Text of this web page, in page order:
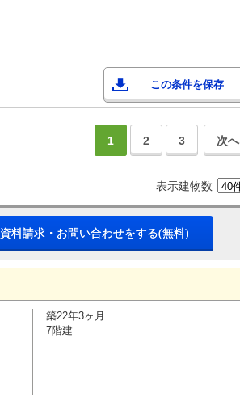
この条件を保存
1 2 3 次へ
表示建物数
資料請求・お問い合わせをする(無料)
築22年3ヶ月
7階建